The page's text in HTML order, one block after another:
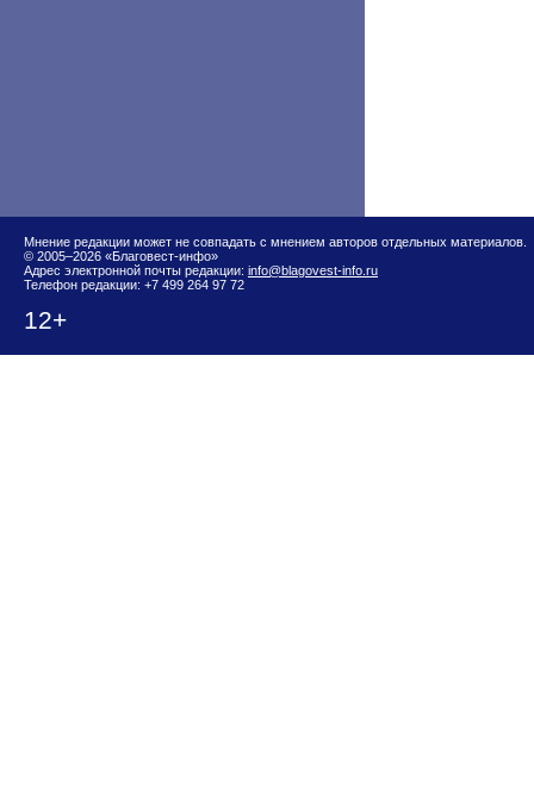
Мнение редакции может не совпадать с мнением авторов отдельных материалов.
© 2005–2026 «Благовест-инфо»
Адрес электронной почты редакции: info@blagovest-info.ru
Телефон редакции: +7 499 264 97 72
12+